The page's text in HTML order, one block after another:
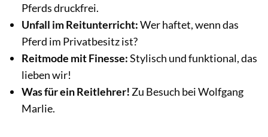
Pferds druckfrei.
Unfall im Reitunterricht:Wer haftet, wenn das
Pferd im Privatbesitz ist?
Reitmode mit Finesse:Stylisch und funktional, das
lieben wir!
Was für ein Reitlehrer! Zu Besuch bei Wolfgang
Marlie.